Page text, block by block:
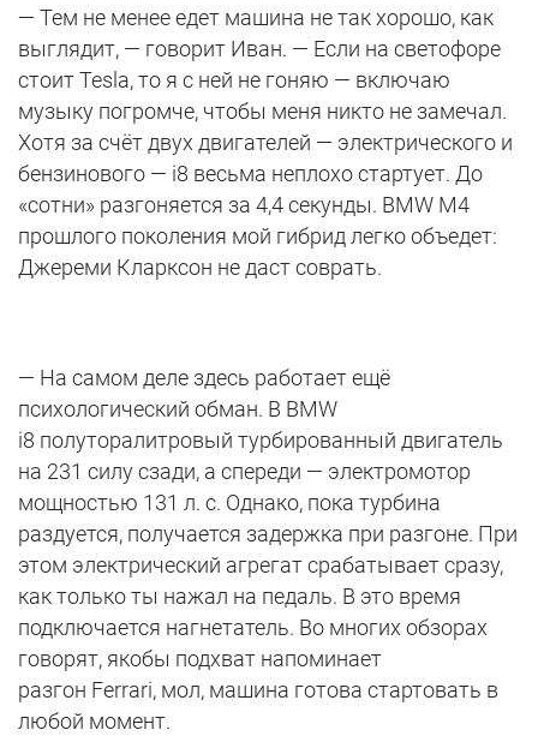
— Тем не менее едет машина не так хорошо, как
выглядит, — говорит Иван. — Если на светофоре
стоит Tesla, то я с ней не гоняю — включаю
музыку погромче, чтобы меня никто не замечал.
Хотя за счёт двух двигателей — электрического и
бензинового — i8 весьма неплохо стартует. До
«сотни» разгоняется за 4,4 секунды. BMW M4
прошлого поколения мой гибрид легко объедет:
Джереми Кларксон не даст соврать.
— На самом деле здесь работает ещё
психологический обман. В BMW
i8 полуторалитровый турбированный двигатель
на 231 силу сзади, а спереди — электромотор
мощностью 131 л. с. Однако, пока турбина
раздуется, получается задержка при разгоне. При
этом электрический агрегат срабатывает сразу,
как только ты нажал на педаль. В это время
подключается нагнетатель. Во многих обзорах
говорят, якобы подхват напоминает
разгон Ferrari, мол, машина готова стартовать в
любой момент.